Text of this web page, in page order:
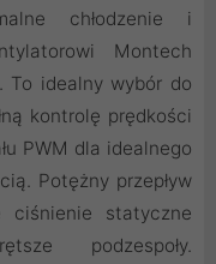
chłodzenie i
Montech
To idealny wybór do
kontrolę prędkości
PWM dla idealnego
Potężny przepływ
ciśnienie statyczne
podzespoły.